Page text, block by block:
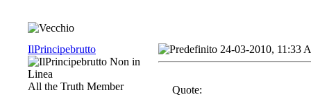
IlPrincipebrutto
All the Truth Member
24-03-2010, 11:33
Quote: